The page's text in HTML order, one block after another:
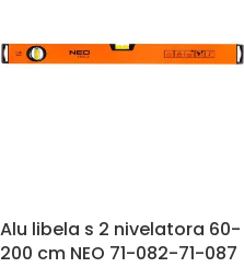
Alu libela s 2 nivelatora 60-
200 cm NEO 71-082-71-087